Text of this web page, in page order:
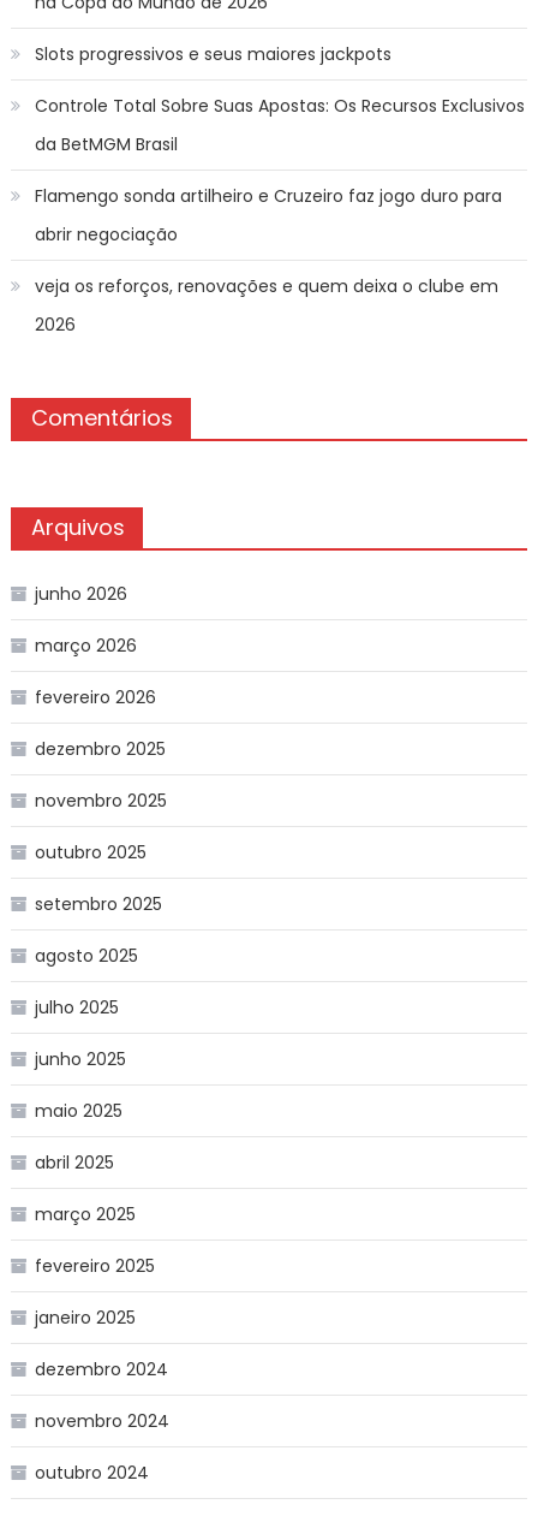
Slots progressivos e seus maiores jackpots
Controle Total Sobre Suas Apostas: Os Recursos Exclusivos
da BetMGM Brasil
Flamengo sonda artilheiro e Cruzeiro faz jogo duro para
abrir negociação
veja os reforços, renovações e quem deixa o clube em
2026
Comentários
Arquivos
junho 2026
março 2026
fevereiro 2026
dezembro 2025
novembro 2025
outubro 2025
setembro 2025
agosto 2025
julho 2025
junho 2025
maio 2025
abril 2025
março 2025
fevereiro 2025
janeiro 2025
dezembro 2024
novembro 2024
outubro 2024